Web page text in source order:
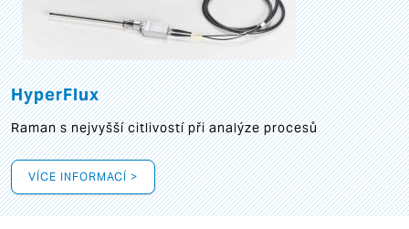
HyperFlux
Raman s nejvyšší citlivostí při analýze procesů
VÍCE INFORMACÍ >